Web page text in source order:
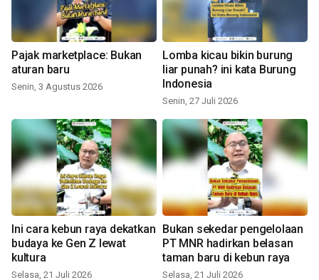
Pajak marketplace: Bukan
aturan baru
Senin, 3 Agustus 2026
Lomba kicau bikin burung
liar punah? ini kata Burung
Indonesia
Senin, 27 Juli 2026
Ini cara kebun raya dekatkan
budaya ke Gen Z lewat
kultura
Selasa, 21 Juli 2026
Bukan sekedar pengelolaan
PT MNR hadirkan belasan
taman baru di kebun raya
Selasa, 21 Juli 2026